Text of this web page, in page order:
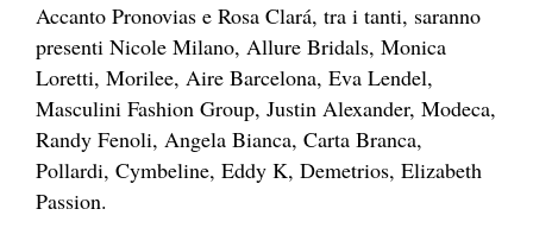
Accanto Pronovias e Rosa Clará, tra i tanti, saranno
presenti Nicole Milano, Allure Bridals, Monica
Loretti, Morilee, Aire Barcelona, Eva Lendel,
Masculini Fashion Group, Justin Alexander, Modeca,
Randy Fenoli, Angela Bianca, Carta Branca,
Pollardi, Cymbeline, Eddy K, Demetrios, Elizabeth
Passion.